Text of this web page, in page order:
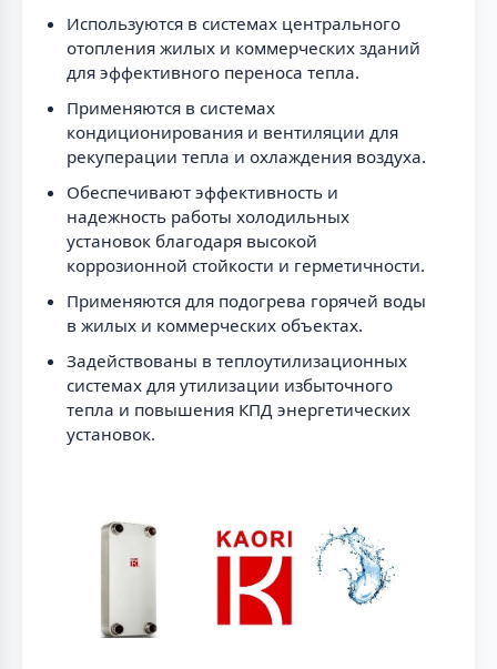
Используются в системах центрального
отопления жилых и коммерческих зданий
для эффективного переноса тепла.
Применяются в системах
кондиционирования и вентиляции для
рекуперации тепла и охлаждения воздуха.
Обеспечивают эффективность и
надежность работы холодильных
установок благодаря высокой
коррозионной стойкости и герметичности.
Применяются для подогрева горячей воды
в жилых и коммерческих объектах.
Задействованы в теплоутилизационных
системах для утилизации избыточного
тепла и повышения КПД энергетических
установок.